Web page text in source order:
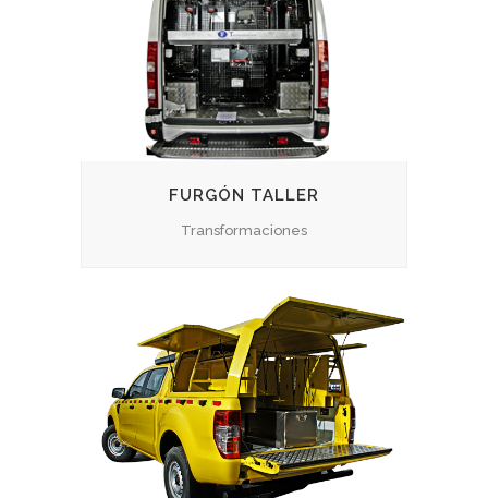
FURGÓN TALLER
Transformaciones